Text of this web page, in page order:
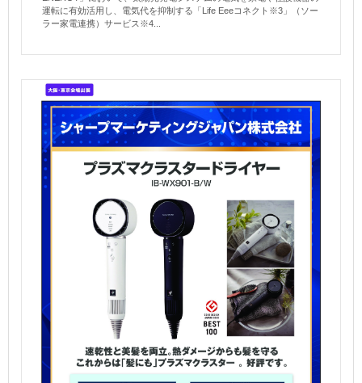
運転に有効活用し、電気代を抑制する「Life Eeeコネクト※3」（ソー
ラー家電連携）サービス※4...